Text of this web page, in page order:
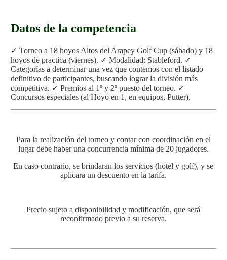
Datos de la competencia
✓ Torneo a 18 hoyos Altos del Arapey Golf Cup (sábado) y 18
hoyos de practica (viernes). ✓ Modalidad: Stableford. ✓
Categorías a determinar una vez que contemos con el listado
definitivo de participantes, buscando lograr la división más
competitiva. ✓ Premios al 1º y 2º puesto del torneo. ✓
Concursos especiales (al Hoyo en 1, en equipos, Putter).
Para la realización del torneo y contar con coordinación en el
lugar debe haber una concurrencia mínima de 20 jugadores.
En caso contrario, se brindaran los servicios (hotel y golf), y se
aplicara un descuento en la tarifa.
Precio sujeto a disponibilidad y modificación, que será
reconfirmado previo a su reserva.